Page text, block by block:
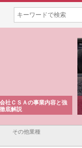
社ＣＳＡの事業内容と強
底解説
その他業種